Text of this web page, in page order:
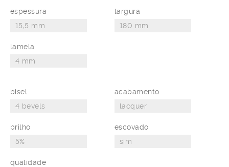
espessura largura
lamela
bisel acabamento
brilho escovado
qualidade